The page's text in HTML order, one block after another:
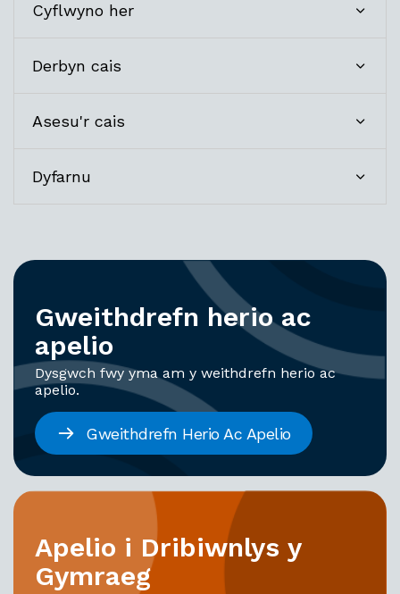
Cyflwyno her
Derbyn cais
Asesu'r cais
Dyfarnu
Gweithdrefn herio ac
apelio
Dysgwch fwy yma am y weithdrefn herio ac
apelio.
Gweithdrefn Herio Ac Apelio
Apelio i Dribiwnlys y
Gymraeg